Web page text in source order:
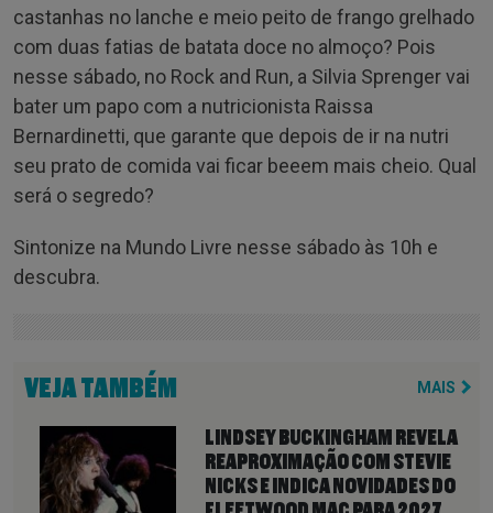
castanhas no lanche e meio peito de frango grelhado
com duas fatias de batata doce no almoço? Pois
nesse sábado, no Rock and Run, a Silvia Sprenger vai
bater um papo com a nutricionista Raissa
Bernardinetti, que garante que depois de ir na nutri
seu prato de comida vai ficar beeem mais cheio. Qual
será o segredo?
Sintonize na Mundo Livre nesse sábado às 10h e
descubra.
VEJA TAMBÉM MAIS
LINDSEY BUCKINGHAM REVELA
REAPROXIMAÇÃO COM STEVIE
NICKS E INDICA NOVIDADES DO